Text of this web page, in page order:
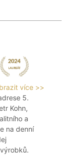
více >>
5.
Kohn,
a
na denní